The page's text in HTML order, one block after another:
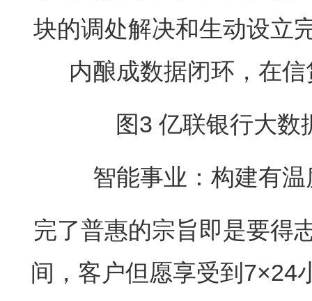
块的调处解决和生动设立
内酿成数据闭环，在
图3 亿联银行大
智能事业：构建有
完了普惠的宗旨即是要得
间，客户但愿享受到7×24